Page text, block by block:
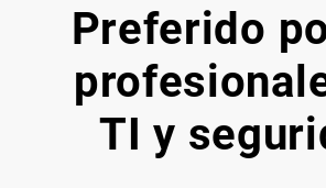
Preferido
TI y